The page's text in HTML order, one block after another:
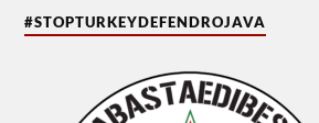
#STOPTURKEYDEFENDROJAVA